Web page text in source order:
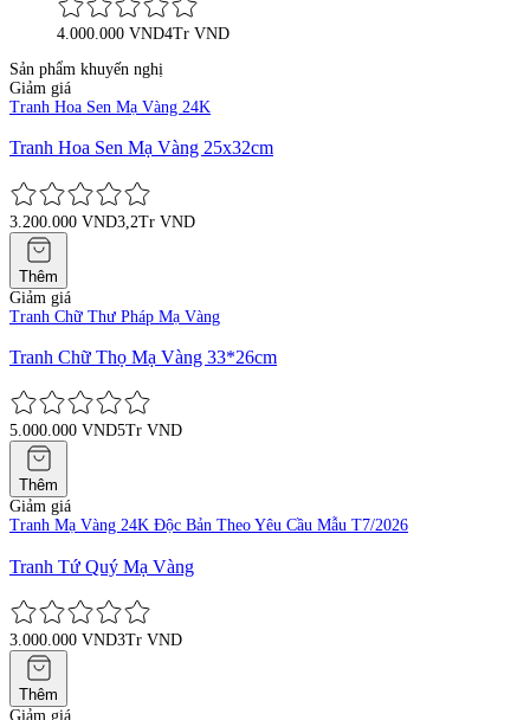
4.000.000 VND4Tr VND
Sản phẩm khuyến nghị
Giảm giá
Tranh Hoa Sen Mạ Vàng 24K
Tranh Hoa Sen Mạ Vàng 25x32cm
3.200.000 VND3,2Tr VND
Thêm
Giảm giá
Tranh Chữ Thư Pháp Mạ Vàng
Tranh Chữ Thọ Mạ Vàng 33*26cm
5.000.000 VND5Tr VND
Thêm
Giảm giá
Tranh Mạ Vàng 24K Độc Bản Theo Yêu Cầu Mẫu T7/2026
Tranh Tứ Quý Mạ Vàng
3.000.000 VND3Tr VND
Thêm
Giảm giá